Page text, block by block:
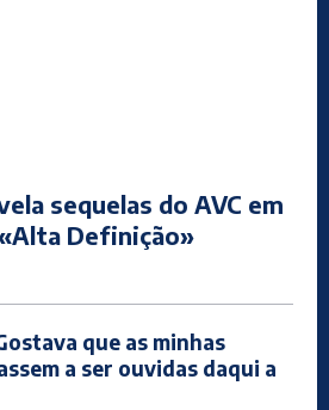
sequelas do AVC em
Definição»
que as minhas
a ser ouvidas daqui a